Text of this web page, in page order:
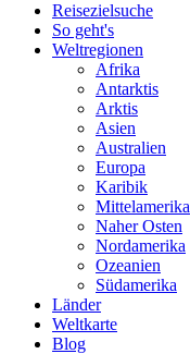
Reisezielsuche
So geht's
Weltregionen
Afrika
Antarktis
Arktis
Asien
Australien
Europa
Karibik
Mittelamerika
Naher Osten
Nordamerika
Ozeanien
Südamerika
Länder
Weltkarte
Blog